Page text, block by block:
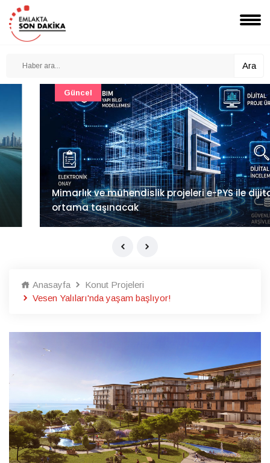
Ara
Mimarlık ve mühendislik projeleri e-PYS ile dijital
ortama taşınacak
Anasayfa
Konut Projeleri
Vesen Yalıları'nda yaşam başlıyor!